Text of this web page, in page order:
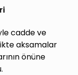
cadde ve
aksamalar
önüne